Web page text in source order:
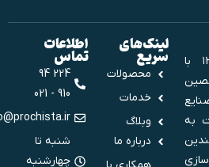
با
لینک‌های
سریع
محصولات
خدمات
وبلاگ
درباره ما
اطلاعات
تماس
224 94
910 - 021
info@prochista.ir
شنبه تا
چهارشنبه